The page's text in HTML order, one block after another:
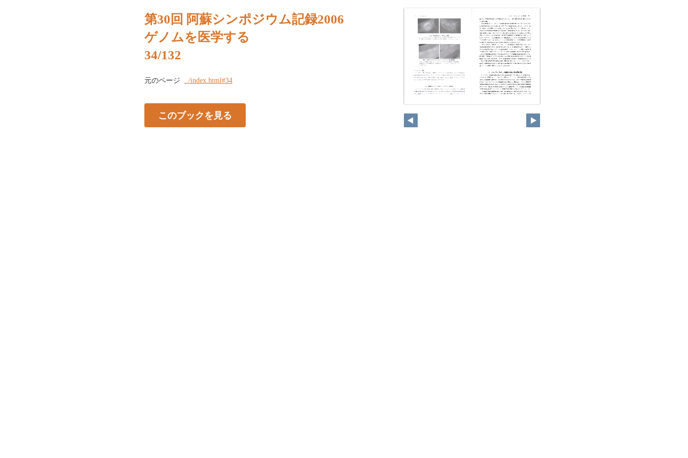
第30回 阿蘇シンポジウム記録2006
ゲノムを医学する
34/132
元のページ ../index.html#34
このブックを見る